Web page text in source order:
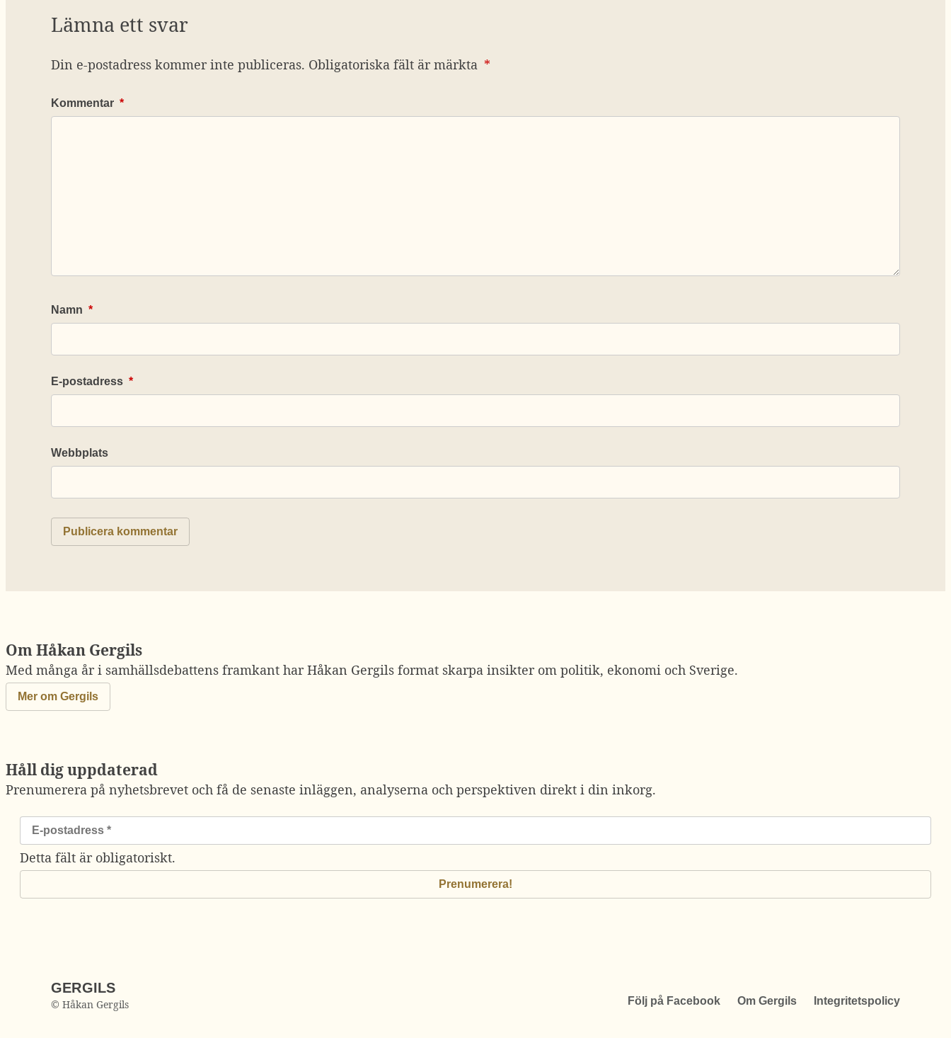
Lämna ett svar
Din e-postadress kommer inte publiceras. Obligatoriska fält är märkta *
Kommentar *
Namn *
E-postadress *
Webbplats
Om Håkan Gergils
Med många år i samhällsdebattens framkant har Håkan Gergils format skarpa insikter om politik, ekonomi och Sverige.
Mer om Gergils
Håll dig uppdaterad
Prenumerera på nyhetsbrevet och få de senaste inläggen, analyserna och perspektiven direkt i din inkorg.
Detta fält är obligatoriskt.
GERGILS
© Håkan Gergils Följ på Facebook Om Gergils Integritetspolicy